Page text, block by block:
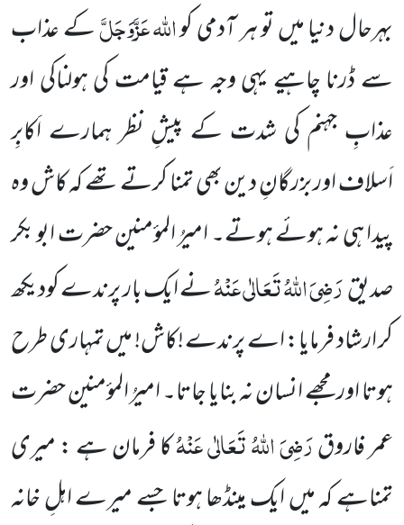
بہرحال دنیا میں تو ہر آدمی کواللہعَزَّوَجَلَّکے عذاب
سے ڈرناچاہیے یہی وجہ ہے قیامت کی ہولناکی اور
عذابِ جہنم کی شدت کے پیشِ نظر ہمارے اَکابِر
اَسلاف اور بزرگانِ دین بھی تمناکرتے تھے کہ کاش وہ
پیدا ہی نہ ہوئے ہوتے۔ امیرُ المؤمنین حضرت ابو بکر
صدیقرَضِیَ اللہُ تَعَالٰی عَنْہُنے ایک بار پرندےکودیکھ
کر ارشاد فرمایا: اے پرندے !کاش! میں تمہاری طرح
ہوتا اور مجھے انسان نہ بنایا جاتا۔ امیرُ المؤمنین حضرت
عمر فاروقرَضِیَ اللہُ تَعَالٰی عَنْہُکا فرمان ہے : میری
تمناہے کہ میں ایک مینڈھا ہوتا جسے میرے اہلِ خانہ